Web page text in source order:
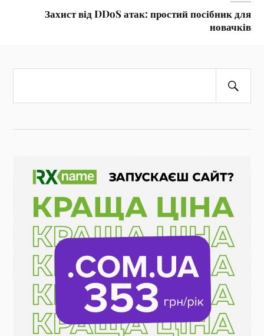
Захист від DDoS атак: простий посібник для
новачків